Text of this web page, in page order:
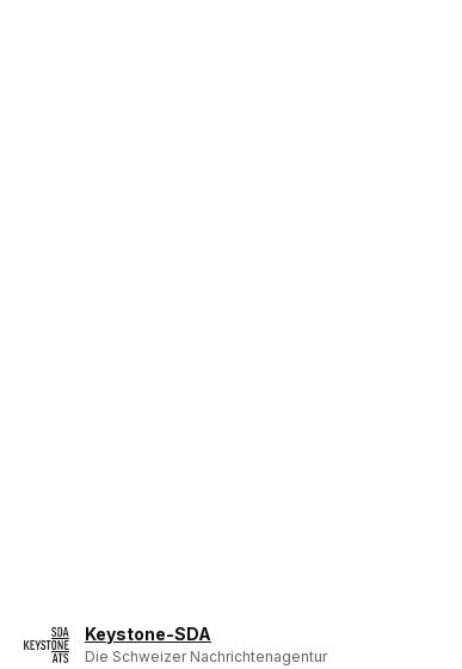
Keystone-SDA
Die Schweizer Nachrichtenagentur